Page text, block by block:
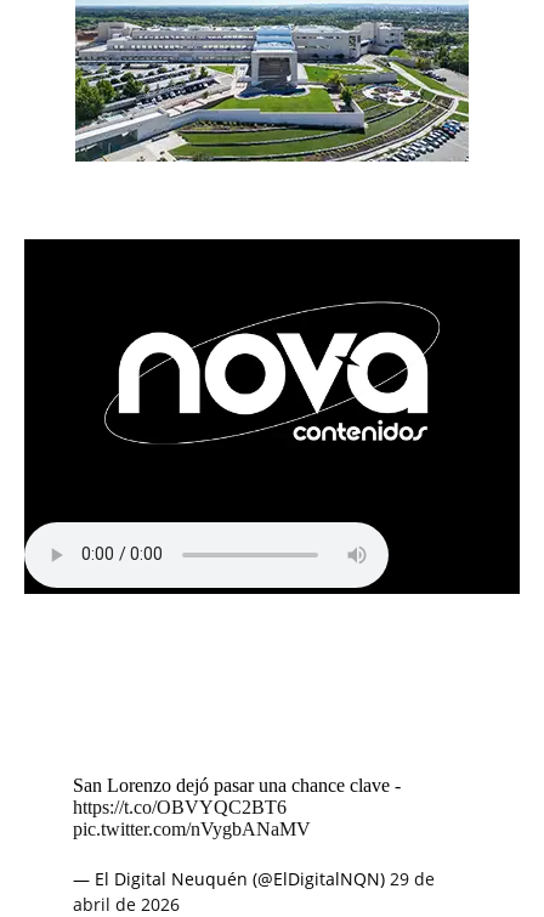
San Lorenzo dejó pasar una chance clave -
https://t.co/OBVYQC2BT6
pic.twitter.com/nVygbANaMV
— El Digital Neuquén (@ElDigitalNQN) 29 de
abril de 2026